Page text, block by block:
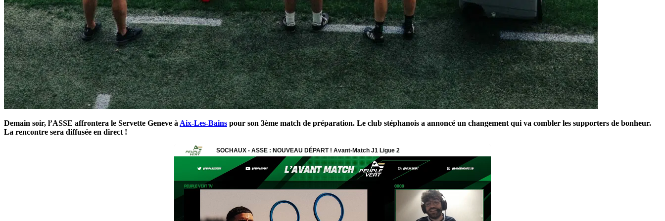
Demain soir, l’ASSE affrontera le Servette Geneve à Aix-Les-Bains pour son 3ème match de préparation. Le club stéphanois a annoncé un changement qui va combler les supporters de bonheur.
La rencontre sera diffusée en direct !